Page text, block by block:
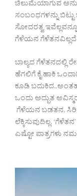
ಚಿಲುಮೆಯಾಗುವ
ಸಂಬಂಧಗಳನ್ನು
ಸೋದರತ್ವ
ಗೆಳೆಯನ
ಬಾಲ್ಯದ ಗೆಳೆತನದಲ್ಲಿ
ಹೆಗಲಿಗೆ ಕೈ ಹಾಕಿ
ಕೂಡಿ ಬದುಕಿದ..ಅಂತಹ
ಒಂದು ಅದ್ಭುತ
ಗೆಳೆಯನ ಬಡತನ,
ಲೆಕ್ಕಿಸುವುದಿಲ್ಲ.
ಎಷ್ಟೋ ಪಾತ್ರಗಳು